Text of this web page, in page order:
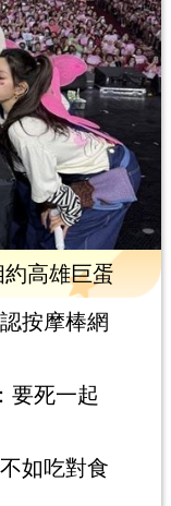
高雄巨蛋
按摩棒網
要死一起
如吃對食